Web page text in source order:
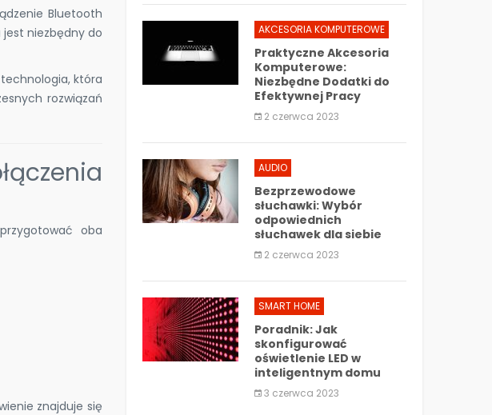
Bluetooth
niezbędny do
która
rozwiązań
oba
znajduje się
AKCESORIA KOMPUTEROWE
Praktyczne Akcesoria
Komputerowe:
Niezbędne Dodatki do
Efektywnej Pracy
2 czerwca 2023
AUDIO
Bezprzewodowe
słuchawki: Wybór
odpowiednich
słuchawek dla siebie
2 czerwca 2023
SMART HOME
Poradnik: Jak
skonfigurować
oświetlenie LED w
inteligentnym domu
3 czerwca 2023